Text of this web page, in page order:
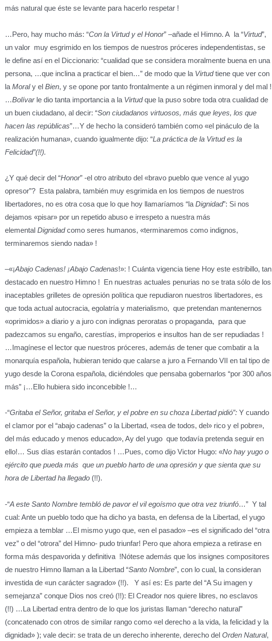
más natural que éste se levante para hacerlo respetar !
…Pero, hay mucho más: “Con la Virtud y el Honor” –añade el Himno. A la “Virtud”,
un valor muy esgrimido en los tiempos de nuestros próceres independentistas, se
le define así en el Diccionario: “cualidad que se considera moralmente buena en una
persona, …que inclina a practicar el bien…” de modo que la Virtudtiene que ver con
la Moraly el Bien, y se opone por tanto frontalmente a un régimen inmoral y del mal !
…Bolívarle dio tanta importancia a la Virtudque la puso sobre toda otra cualidad de
un buen ciudadano, al decir: “Son ciudadanos virtuosos, más que leyes, los que
hacen las repúblicas”…Y de hecho la consideró también como «el pináculo de la
realización humana», cuando igualmente dijo: “La práctica de la Virtud es la
Felicidad”(!!).
¿Y qué decir del “Honor” -el otro atributo del «bravo pueblo que vence al yugo
opresor”? Esta palabra, también muy esgrimida en los tiempos de nuestros
libertadores, no es otra cosa que lo que hoy llamaríamos “la Dignidad”: Si nos
dejamos «pisar» por un repetido abuso e irrespeto a nuestra más
elemental Dignidadcomo seres humanos, «terminaremos como indignos,
terminaremos siendo nada» !
–«¡Abajo Cadenas! ¡Abajo Cadenas!»: ! Cuánta vigencia tiene Hoy este estribillo, tan
destacado en nuestro Himno ! En nuestras actuales penurias no se trata sólo de los
inaceptables grilletes de opresión política que repudiaron nuestros libertadores, es
que toda actual autocracia, egolatría y materialismo, que pretendan mantenernos
«oprimidos» a diario y a juro con indignas peroratas o propaganda, para que
padezcamos su engaño, carestías, improperios e insultos han de ser repudiadas !
…Imagínese el lector que nuestros próceres, además de tener que combatir a la
monarquía española, hubieran tenido que calarse a juro a Fernando VII en tal tipo de
yugo desde la Corona española, diciéndoles que pensaba gobernarlos “por 300 años
más” ¡…Ello hubiera sido inconcebible !…
-“Gritaba el Señor, gritaba el Señor, y el pobre en su choza Libertad pidió”: Y cuando
el clamor por el “abajo cadenas” o la Libertad, «sea de todos, del» rico y el pobre»,
del más educado y menos educado», Ay del yugo que todavía pretenda seguir en
ello!… Sus días estarán contados ! …Pues, como dijo Victor Hugo: «No hay yugo o
ejército que pueda más que un pueblo harto de una opresión y que sienta que su
hora de Libertad ha llegado (!!).
-“A este Santo Nombre tembló de pavor el vil egoísmo que otra vez triunfó…” Y tal
cual: Ante un pueblo todo que ha dicho ya basta, en defensa de la Libertad, el yugo
empieza a temblar …El mismo yugo que, «en el pasado» –es el significado del “otra
vez” o del “otrora” del Himno- pudo triunfar! Pero que ahora empieza a retirase en
forma más despavorida y definitiva !Nótese además que los insignes compositores
de nuestro Himno llaman a la Libertad “Santo Nombre”, con lo cual, la consideran
investida de «un carácter sagrado» (!!). Y así es: Es parte del “A Su imagen y
semejanza” conque Dios nos creó (!!): El Creador nos quiere libres, no esclavos
(!!) …La Libertad entra dentro de lo que los juristas llaman “derecho natural”
(concatenado con otros de similar rango como «el derecho a la vida, la felicidad y la
dignidad» ); vale decir: se trata de un derecho inherente, derecho del Orden Natural,